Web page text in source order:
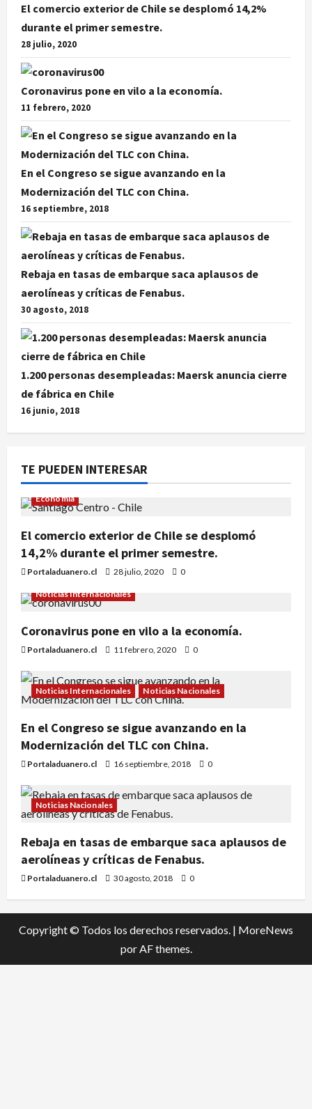
El comercio exterior de Chile se desplomó 14,2%
durante el primer semestre.
28 julio, 2020
Coronavirus pone en vilo a la economía.
11 febrero, 2020
En el Congreso se sigue avanzando en la
Modernización del TLC con China.
16 septiembre, 2018
Rebaja en tasas de embarque saca aplausos de
aerolíneas y críticas de Fenabus.
30 agosto, 2018
1.200 personas desempleadas: Maersk anuncia cierre
de fábrica en Chile
16 junio, 2018
TE PUEDEN INTERESAR
Economía
El comercio exterior de Chile se desplomó
14,2% durante el primer semestre.
Portaladuanero.cl 28 julio, 2020 0
Noticias Internacionales
Coronavirus pone en vilo a la economía.
Portaladuanero.cl 11 febrero, 2020 0
Noticias Internacionales Noticias Nacionales
En el Congreso se sigue avanzando en la
Modernización del TLC con China.
Portaladuanero.cl 16 septiembre, 2018 0
Noticias Nacionales
Rebaja en tasas de embarque saca aplausos de
aerolíneas y críticas de Fenabus.
Portaladuanero.cl 30 agosto, 2018 0
Copyright © Todos los derechos reservados. | MoreNews
por AF themes.